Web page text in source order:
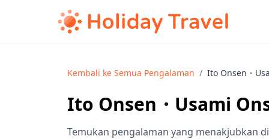
Kembali ke Semua Pengalaman / Ito Onsen・
Ito Onsen・Usami
Temukan pengalaman yang menakjubkan